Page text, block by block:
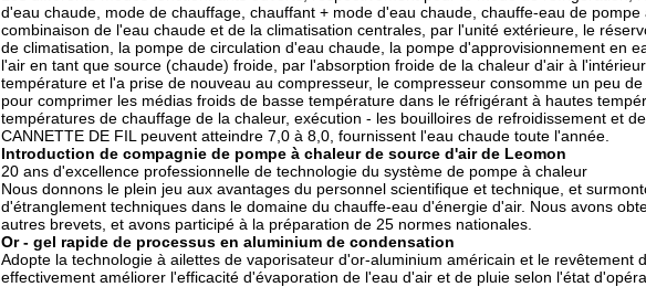
d'eau chaude, mode de chauffage, chauffant + mode d'eau chaude, chauffe-eau de
combinaison de l'eau chaude et de la climatisation centrales, par l'unité extérieure, le
de climatisation, la pompe de circulation d'eau chaude, la pompe d'approvisionnement en
l'air en tant que source (chaude) froide, par l'absorption froide de la chaleur d'air à
température et l'a prise de nouveau au compresseur, le compresseur consomme un peu
pour comprimer les médias froids de basse température dans le réfrigérant à hautes
températures de chauffage de la chaleur, exécution - les bouilloires de refroidissement et
CANNETTE DE FIL peuvent atteindre 7,0 à 8,0, fournissent l'eau chaude toute l'année.
Introduction de compagnie de pompe à chaleur de source d'air de Leomon
20 ans d'excellence professionnelle de technologie du système de pompe à chaleur
Nous donnons le plein jeu aux avantages du personnel scientifique et technique, et
d'étranglement techniques dans le domaine du chauffe-eau d'énergie d'air. Nous avons
autres brevets, et avons participé à la préparation de 25 normes nationales.
Or - gel rapide de processus en aluminium de condensation
Adopte la technologie à ailettes de vaporisateur d'or-aluminium américain et le revêtement
effectivement améliorer l'efficacité d'évaporation de l'eau d'air et de pluie selon l'état